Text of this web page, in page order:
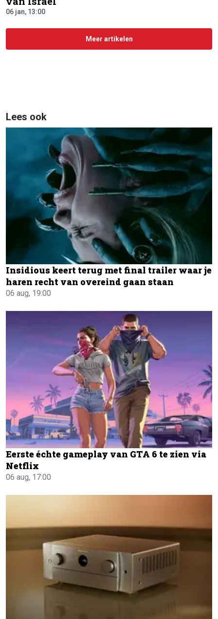
06 jan, 13:00
Meer artikelen
Lees ook
Insidious keert terug met final trailer waar je
haren recht van overeind gaan staan
06 aug, 19:00
Eerste échte gameplay van GTA 6 te zien via
Netflix
06 aug, 17:00